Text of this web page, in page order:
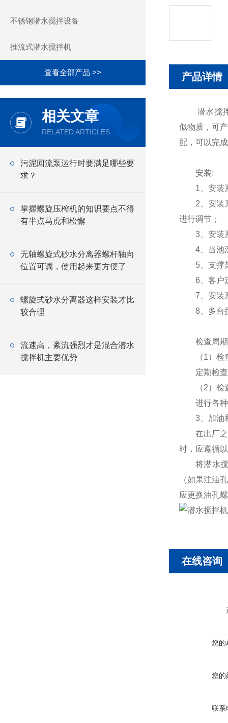
不锈钢潜水搅拌设备
推流式潜水搅拌机
查看全部产品 >>
相关文章
RELATED ARTICLES
污泥回流泵运行时要满足哪些要
求？
掌握螺旋压榨机的知识要点不得
有半点马虎和松懈
无轴螺旋式砂水分离器螺杆轴向
位置可调，使用起来更方便了
螺旋式砂水分离器这样安装才比
较合理
流速高，紊流强烈才是混合潜水
搅拌机主要优势
产品详情
潜水搅拌
似物质，可
配，可以完
安装:
1、安装系
2、安装系
进行调节；
3、安装系
4、当池深
5、支撑架
6、客户定
7、安装系
8、多台搅
检查周期
（1）检
定期检查
（2）检
进行各种
3、加油
在出厂之前
时，应遵循
将潜水搅
（如果注油
应更换油孔
在线咨询
您的
您的
联系